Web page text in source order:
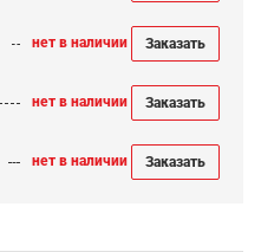
нет в наличии Заказать
нет в наличии Заказать
нет в наличии Заказать